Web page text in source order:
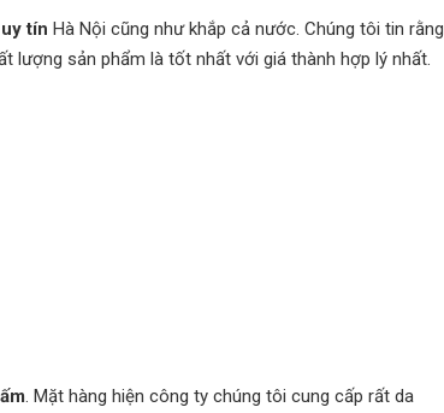
tín Hà Nội cũng như khắp cả nước. Chúng tôi tin rằng
lượng sản phẩm là tốt nhất với giá thành hợp lý nhất.
. Mặt hàng hiện công ty chúng tôi cung cấp rất da